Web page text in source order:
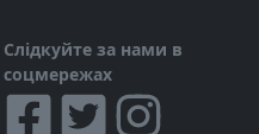
Слідкуйте за нами в
соцмережах